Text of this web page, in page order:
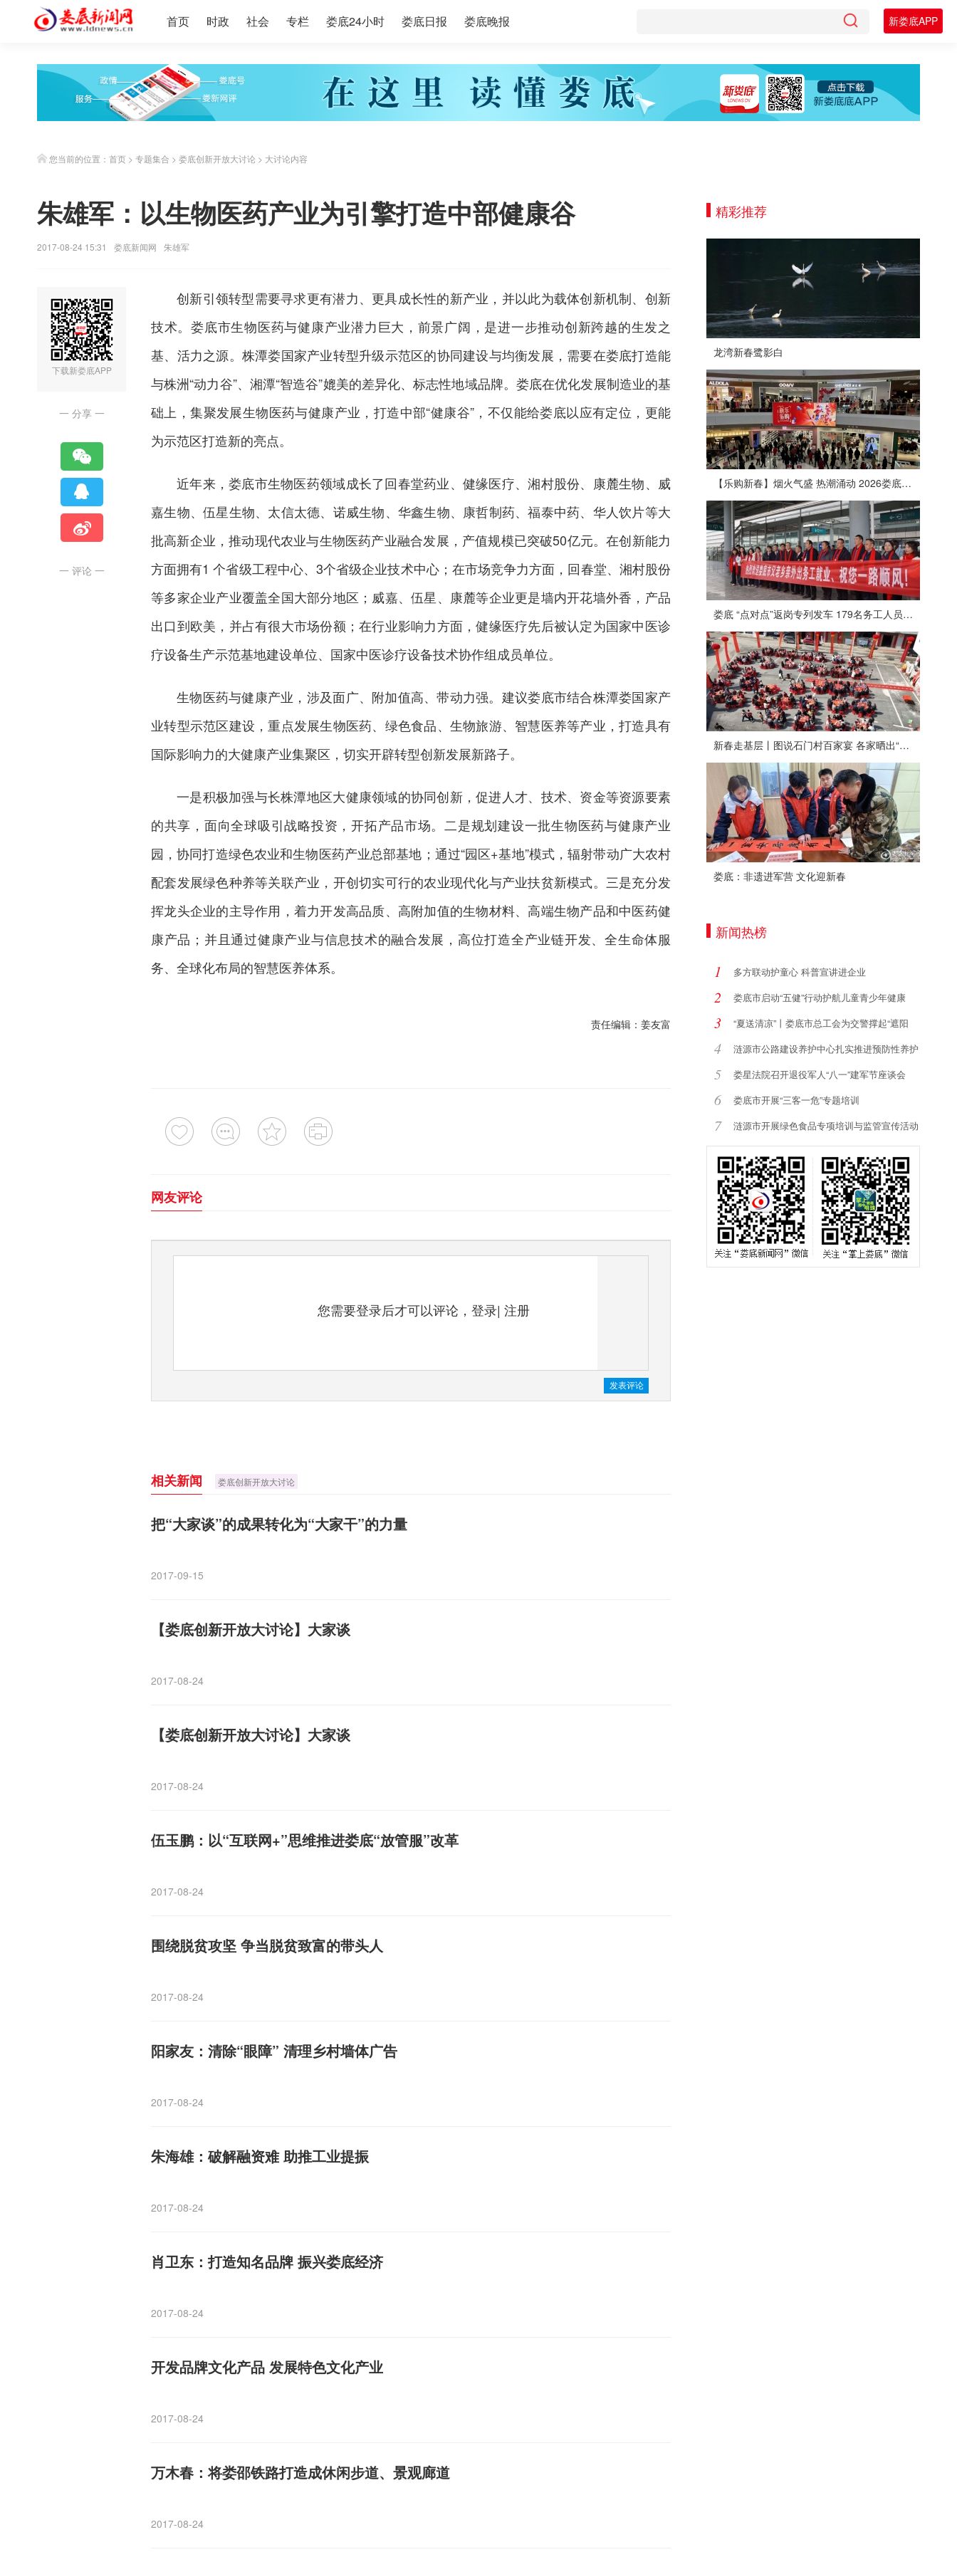
首页 时政 社会 专栏 娄底24小时 娄底日报 娄底晚报 新娄底APP
您当前的位置： 首页 > 专题集合 > 娄底创新开放大讨论 > 大讨论内容
朱雄军：以生物医药产业为引擎打造中部健康谷
2017-08-24 15:31 娄底新闻网 朱雄军
下载新娄底APP
一 分享 一
一 评论 一
创新引领转型需要寻求更有潜力、更具成长性的新产业，并以此为载体创新机制、创新
技术。娄底市生物医药与健康产业潜力巨大，前景广阔，是进一步推动创新跨越的生发之
基、活力之源。株潭娄国家产业转型升级示范区的协同建设与均衡发展，需要在娄底打造能
与株洲“动力谷”、湘潭“智造谷”媲美的差异化、标志性地域品牌。娄底在优化发展制造业的基
础上，集聚发展生物医药与健康产业，打造中部“健康谷”，不仅能给娄底以应有定位，更能
为示范区打造新的亮点。
近年来，娄底市生物医药领域成长了回春堂药业、健缘医疗、湘村股份、康麓生物、威
嘉生物、伍星生物、太信太德、诺威生物、华鑫生物、康哲制药、福泰中药、华人饮片等大
批高新企业，推动现代农业与生物医药产业融合发展，产值规模已突破50亿元。在创新能力
方面拥有1 个省级工程中心、3个省级企业技术中心；在市场竞争力方面，回春堂、湘村股份
等多家企业产业覆盖全国大部分地区；威嘉、伍星、康麓等企业更是墙内开花墙外香，产品
出口到欧美，并占有很大市场份额；在行业影响力方面，健缘医疗先后被认定为国家中医诊
疗设备生产示范基地建设单位、国家中医诊疗设备技术协作组成员单位。
生物医药与健康产业，涉及面广、附加值高、带动力强。建议娄底市结合株潭娄国家产
业转型示范区建设，重点发展生物医药、绿色食品、生物旅游、智慧医养等产业，打造具有
国际影响力的大健康产业集聚区，切实开辟转型创新发展新路子。
一是积极加强与长株潭地区大健康领域的协同创新，促进人才、技术、资金等资源要素
的共享，面向全球吸引战略投资，开拓产品市场。二是规划建设一批生物医药与健康产业
园，协同打造绿色农业和生物医药产业总部基地；通过“园区+基地”模式，辐射带动广大农村
配套发展绿色种养等关联产业，开创切实可行的农业现代化与产业扶贫新模式。三是充分发
挥龙头企业的主导作用，着力开发高品质、高附加值的生物材料、高端生物产品和中医药健
康产品；并且通过健康产业与信息技术的融合发展，高位打造全产业链开发、全生命体服
务、全球化布局的智慧医养体系。
责任编辑：姜友富
网友评论
您需要登录后才可以评论， 登录| 注册
相关新闻 娄底创新开放大讨论
把“大家谈”的成果转化为“大家干”的力量
2017-09-15
【娄底创新开放大讨论】大家谈
2017-08-24
【娄底创新开放大讨论】大家谈
2017-08-24
伍玉鹏：以“互联网+”思维推进娄底“放管服”改革
2017-08-24
围绕脱贫攻坚 争当脱贫致富的带头人
2017-08-24
阳家友：清除“眼障” 清理乡村墙体广告
2017-08-24
朱海雄：破解融资难 助推工业提振
2017-08-24
肖卫东：打造知名品牌 振兴娄底经济
2017-08-24
开发品牌文化产品 发展特色文化产业
2017-08-24
万木春：将娄邵铁路打造成休闲步道、景观廊道
2017-08-24
精彩推荐
龙湾新春鹭影白
【乐购新春】烟火气盛 热潮涌动 2026娄底春节消费市场喜迎“开门红”
娄底 “点对点”返岗专列发车 179名务工人员免费赴沪
新春走基层丨图说石门村百家宴 各家晒出“拿手菜”
娄底：非遗进军营 文化迎新春
新闻热榜
1 多方联动护童心 科普宣讲进企业
2 娄底市启动“五健”行动护航儿童青少年健康
3 “夏送清凉”丨娄底市总工会为交警撑起“遮阳
4
涟源市公路建设养护中心扎实推进预防性养护
5 娄星法院召开退役军人“八一”建军节座谈会
6 娄底市开展“三客一危”专题培训
7 涟源市开展绿色食品专项培训与监管宣传活动